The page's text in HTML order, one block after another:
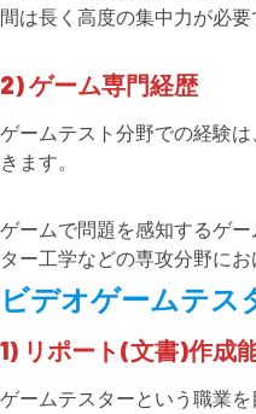
間は長く高度の集中力が必
2) ゲーム専門経歴
ゲームテスト分野での経験
きます。
ゲームで問題を感知するゲ
ター工学などの専攻分野に
ビデオゲームテス
1) リポート(文書)作成
ゲームテスターという職業